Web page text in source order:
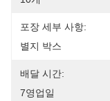
포장 세부 사항:
별지 박스
배달 시간:
7영업일